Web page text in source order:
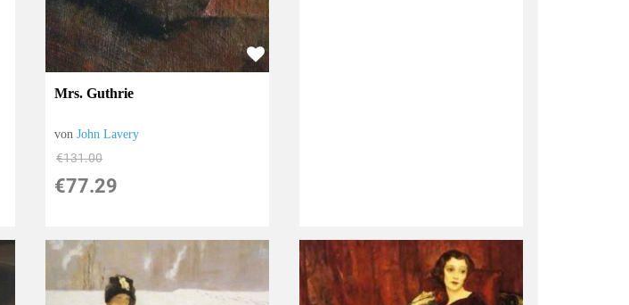
Mrs. Guthrie
vonJohn Lavery
€131.00
€77.29